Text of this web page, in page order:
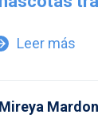
Leer más
Mireya